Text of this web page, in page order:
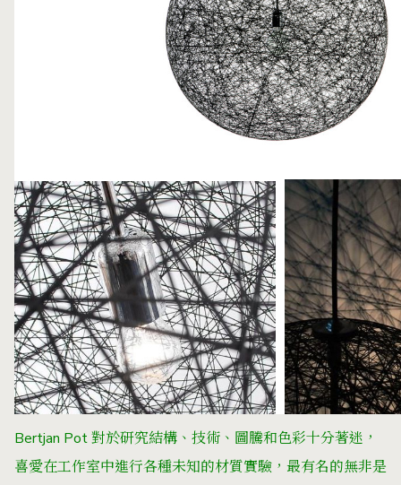
Bertjan Pot 對於研究結構、技術、圖騰和色彩十分著迷，
喜愛在工作室中進行各種未知的材質實驗，最有名的無非是